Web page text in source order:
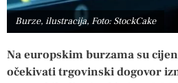
Burze, ilustracija, Foto: StockCake
Na europskim burzama su
očekivati trgovinski dogovor